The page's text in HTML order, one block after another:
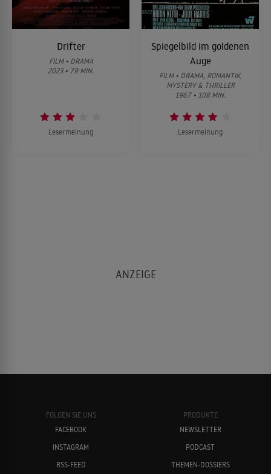
Drifter
FILM • DRAMA
2023 • 79 MIN.
Lesermeinung
Spiegelbild im goldenen
Auge
FILM • DRAMA, ROMANTIK,
MYSTERY & THRILLER
1967 • 108 MIN.
Lesermeinung
FOLGEN SIE UNS
FACEBOOK
INSTAGRAM
RSS-FEED
PRODUKTE
NEWSLETTER
PODCAST
THEMEN-DOSSIERS